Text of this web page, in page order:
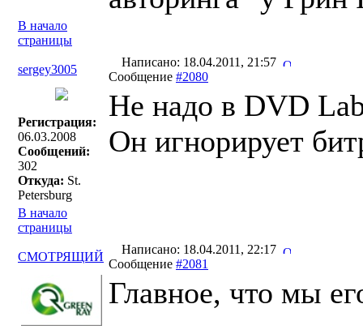
В начало
страницы
sergey3005
Написано: 18.04.2011, 21:57
Сообщение #2080
Регистрация:
06.03.2008
Сообщений:
302
Откуда: St.
Petersburg
Не надо в DVD
Он игнорирует
В начало
страницы
СМОТРЯЩИЙ
Написано: 18.04.2011, 22:17
Сообщение #2081
Главное, что мы